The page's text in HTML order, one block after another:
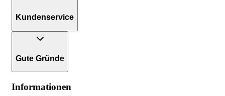
Kundenservice
Gute Gründe
Informationen